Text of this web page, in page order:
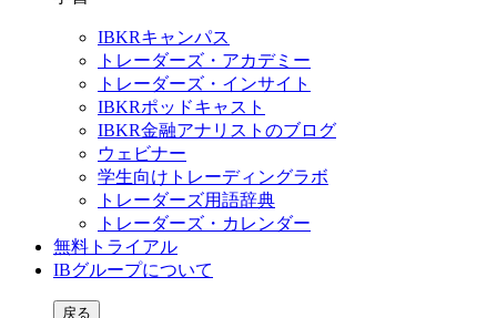
IBKRキャンパス
トレーダーズ・アカデミー
トレーダーズ・インサイト
IBKRポッドキャスト
IBKR金融アナリストのブログ
ウェビナー
学生向けトレーディングラボ
トレーダーズ用語辞典
トレーダーズ・カレンダー
無料トライアル
IBグループについて
戻る